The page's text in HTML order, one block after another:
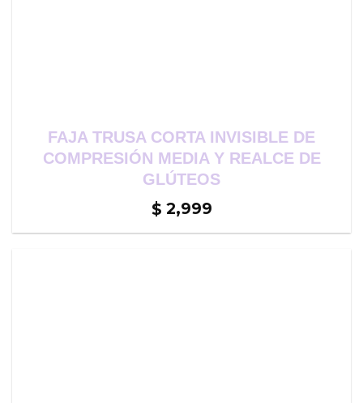
FAJA TRUSA CORTA INVISIBLE DE
COMPRESIÓN MEDIA Y REALCE DE
GLÚTEOS
$ 2,999